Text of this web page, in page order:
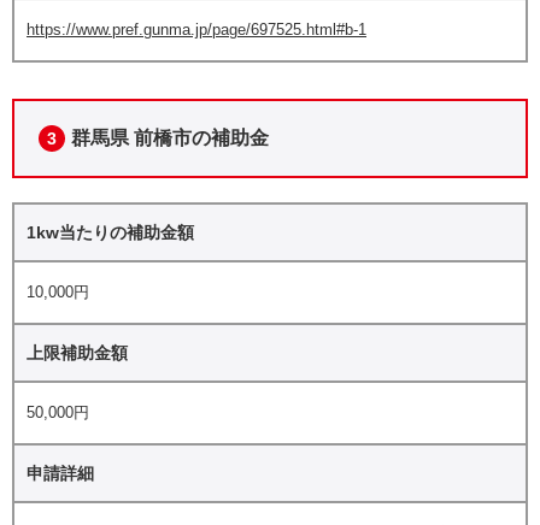
https://www.pref.gunma.jp/page/697525.html#b-1
3 群馬県 前橋市の補助金
1kw当たりの補助金額
10,000円
上限補助金額
50,000円
申請詳細